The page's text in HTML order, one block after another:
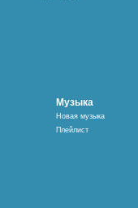
Музыка
Новая музыка
Плейлист